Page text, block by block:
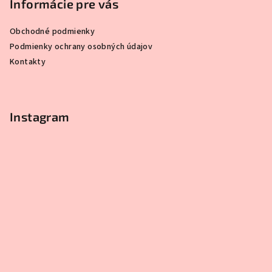
Informácie pre vás
Obchodné podmienky
Podmienky ochrany osobných údajov
Kontakty
Instagram